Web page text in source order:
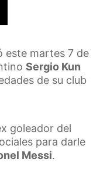
este martes 7 de
Sergio Kun
de su club
goleador del
para darle
Messi.